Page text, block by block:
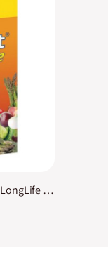
Concime Universale GardenFert LongLife KB